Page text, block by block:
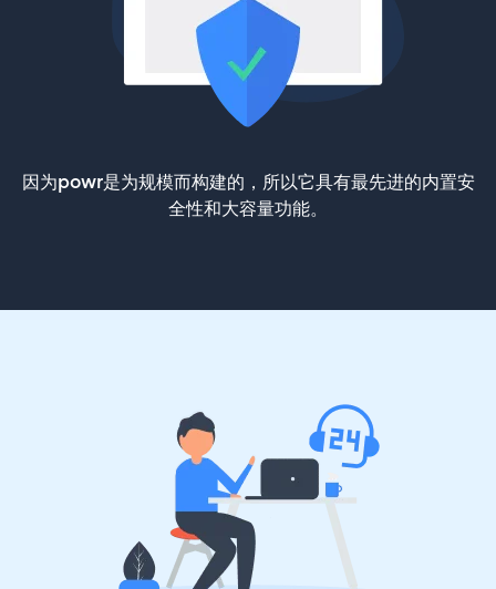
因为powr是为规模而构建的，所以它具有最先进的内置安
全性和大容量功能。